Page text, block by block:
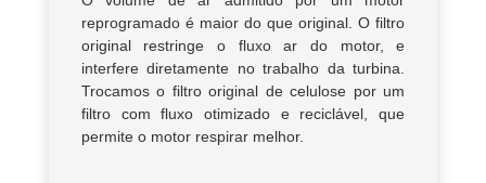
reprogramado é maior do que original. O filtro
original restringe o fluxo ar do motor, e
interfere diretamente no trabalho da turbina.
Trocamos o filtro original de celulose por um
filtro com fluxo otimizado e reciclável, que
permite o motor respirar melhor.